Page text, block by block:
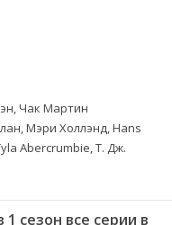
Чак Мартин
Мэри Холлэнд, Hans
Abercrumbie, Т. Дж.
сезон все серии в